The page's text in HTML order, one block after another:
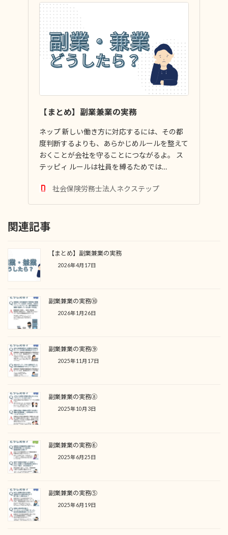
【まとめ】副業兼業の実務
ネップ 新しい働き方に対応するには、その都
度判断するよりも、あらかじめルールを整えて
おくことが会社を守ることにつながるよ。 ス
テッピィ ルールは社員を縛るためでは…
社会保険労務士法人ネクステップ
関連記事
【まとめ】副業兼業の実務
2026年4月17日
副業兼業の実務⑩
2026年1月26日
副業兼業の実務⑨
2025年11月17日
副業兼業の実務⑧
2025年10月3日
副業兼業の実務⑥
2025年6月25日
副業兼業の実務⑤
2025年6月19日